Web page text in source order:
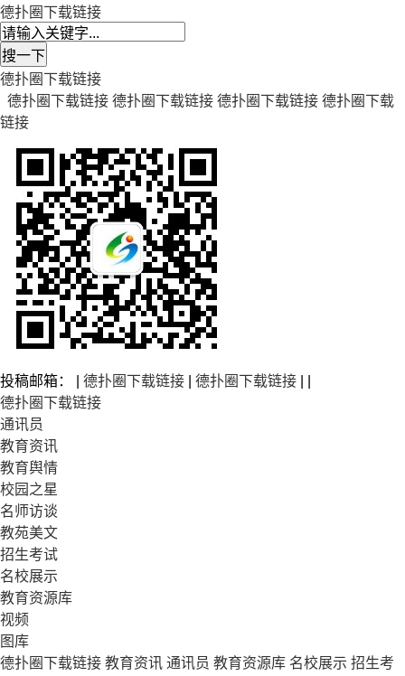
德扑圈下载链接
德扑圈下载链接
德扑圈下载链接 德扑圈下载链接 德扑圈下载链接 德扑圈下载
链接
投稿邮箱： | 德扑圈下载链接 德扑圈下载链接
德扑圈下载链接
通讯员
教育资讯
教育舆情
校园之星
名师访谈
教苑美文
招生考试
名校展示
教育资源库
视频
图库
德扑圈下载链接 教育资讯 通讯员 教育资源库 名校展示 招生考